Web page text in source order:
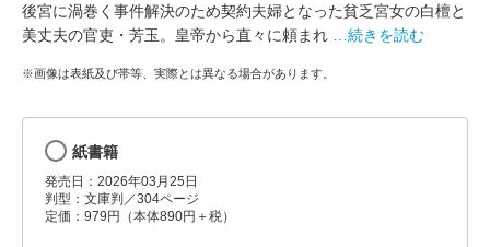
後宮に渦巻く事件解決のため契約夫婦となった貧乏宮女の白檀と
美丈夫の官吏・芳玉。皇帝から直々に頼まれ
…続きを読む
※画像は表紙及び帯等、実際とは異なる場合があります。
紙書籍
発売日：2026年03月25日
判型：文庫判／304ページ
定価：979円（本体890円＋税）